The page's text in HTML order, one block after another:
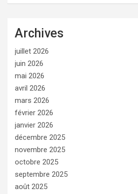
Archives
juillet 2026
juin 2026
mai 2026
avril 2026
mars 2026
février 2026
janvier 2026
décembre 2025
novembre 2025
octobre 2025
septembre 2025
août 2025